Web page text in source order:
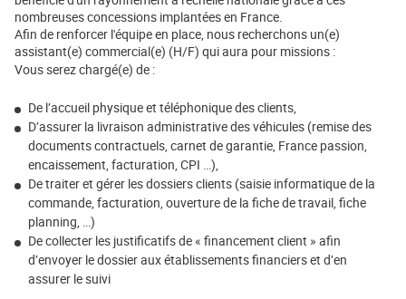
nombreuses concessions implantées en France.
Afin de renforcer l'équipe en place, nous recherchons un(e)
assistant(e) commercial(e) (H/F) qui aura pour missions :
Vous serez chargé(e) de :
De l’accueil physique et téléphonique des clients,
D’assurer la livraison administrative des véhicules (remise des
documents contractuels, carnet de garantie, France passion,
encaissement, facturation, CPI …),
De traiter et gérer les dossiers clients (saisie informatique de la
commande, facturation, ouverture de la fiche de travail, fiche
planning, …)
De collecter les justificatifs de « financement client » afin
d’envoyer le dossier aux établissements financiers et d’en
assurer le suivi